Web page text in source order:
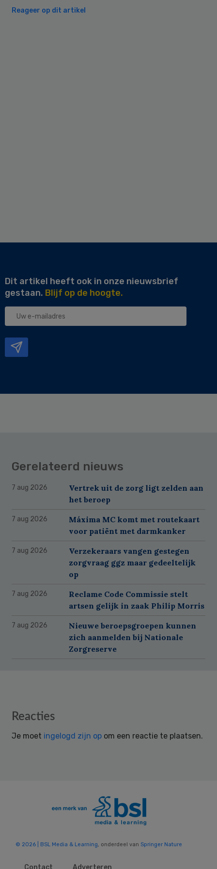
Reageer op dit artikel
Dit artikel heeft ook in onze nieuwsbrief
gestaan. Blijf op de hoogte.
Uw
Gerelateerd nieuws
7 aug 2026
Vertrek uit de zorg ligt zelden aan
het beroep
7 aug 2026
Máxima MC komt met routekaart
voor patiënt met darmkanker
7 aug 2026
Verzekeraars vangen gestegen
zorgvraag ggz maar gedeeltelijk
op
7 aug 2026
Reclame Code Commissie stelt
artsen gelijk in zaak Philip Morris
7 aug 2026
Nieuwe beroepsgroepen kunnen
zich aanmelden bij Nationale
Zorgreserve
Reader
Reacties
Je moet ingelogd zijn op om een reactie te plaatsen.
© 2026 | BSL Media & Learning, onderdeel van Springer Nature
Contact Adverteren